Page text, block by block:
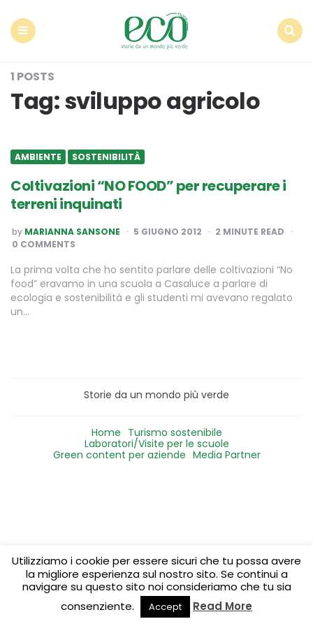
1 POSTS
Tag:sviluppo agricolo
AMBIENTE SOSTENIBILITÀ
Coltivazioni “NO FOOD” per recuperare i
terreni inquinati
POSTED
BY
by MARIANNA SANSONE 5 GIUGNO 2012 2 MINUTE READ
0 COMMENTS
La prima volta che ho sentito parlare delle coltivazioni “No
food” eravamo in una scuola a Casaluce a parlare di
ecologia e sostenibilità e gli studenti mi avevano regalato
un…
Storie da un mondo più verde
Home Turismo sostenibile
Laboratori/Visite per le scuole
Green content per aziende Media Partner
Utilizziamo i cookie per essere sicuri che tu possa avere
la migliore esperienza sul nostro sito. Se continui a
navigare su questo sito noi consideriamo che tu sia
consenziente.
Accept Read More